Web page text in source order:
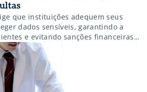
que instituições adequem seus
dados sensíveis, garantindo a
e evitando sanções financeiras